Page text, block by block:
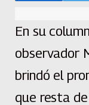
En su
observador
brindó el
que resta